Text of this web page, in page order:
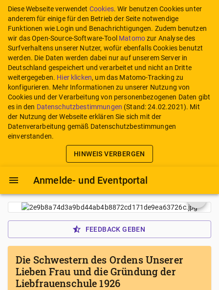
Diese Webseite verwendet Cookies. Wir benutzen Cookies unter
anderem für einige für den Betrieb der Seite notwendige
Funktionen wie Login und Benachrichtigungen. Zudem benutzen
wir das Open-Source-Software-Tool Matomozur Analyse des
Surfverhaltens unserer Nutzer, wofür ebenfalls Cookies benutzt
werden. Die Daten werden dabei nur auf unserem Server in
Deutschland gespeichert und verarbeitet und nicht an Dritte
weitergegeben. Hier klicken, um das Matomo-Tracking zu
konfigurieren. Mehr Informationen zu unserer Nutzung von
Cookies und der Verarbeitung von personenbezogenen Daten gibt
es in den Datenschutzbestimmungen (Stand:24.02.2021). Mit
der Nutzung der Webseite erklären Sie sich mit der
Datenverarbeitung gemäß Datenschutzbestimmungen
einverstanden.
HINWEIS VERBERGEN
Anmelde- und Eventportal
Die Schwestern des Ordens Unserer
Lieben Frau und die Gründung der
Liebfrauenschule 1926
FEEDBACK GEBEN